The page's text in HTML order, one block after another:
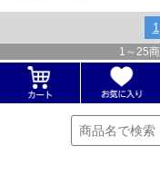
1
1 ～ 25